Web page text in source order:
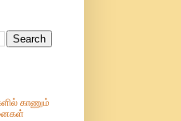
காணும்